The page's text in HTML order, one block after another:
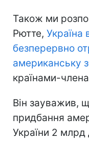
Також ми
Рютте, Україна
безперервно
американську
країнами-
Він зауважив,
придбання
України 2 млрд